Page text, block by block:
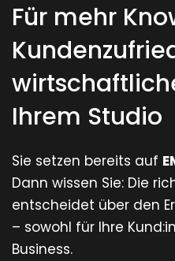
Für mehr
Ihrem Studio
Sie setzen bereits auf
Dann wissen Sie: Die
entscheidet über den
– sowohl für Ihre
Business.